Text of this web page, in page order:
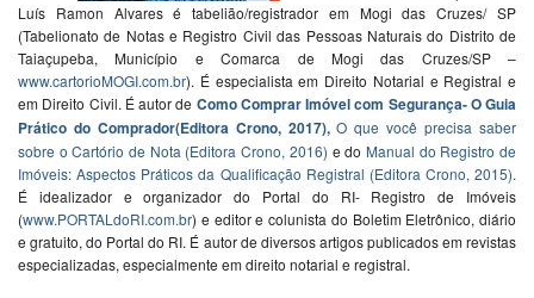
Luís Ramon Alvares é tabelião/registrador em Mogi das Cruzes/ SP
(Tabelionato de Notas e Registro Civil das Pessoas Naturais do Distrito de
Taiaçupeba, Município e Comarca de Mogi das Cruzes/SP –
www.cartorioMOGI.com.br). É especialista em Direito Notarial e Registral e
em Direito Civil. É autor de Como Comprar Imóvel com Segurança- O Guia
Prático do Comprador(Editora Crono, 2017),O que você precisa saber
sobre o Cartório de Nota (Editora Crono, 2016) e do Manual do Registro de
Imóveis: Aspectos Práticos da Qualificação Registral (Editora Crono, 2015).
É idealizador e organizador do Portal do RI- Registro de Imóveis
(www.PORTALdoRI.com.br) e editor e colunista do Boletim Eletrônico, diário
e gratuito, do Portal do RI. É autor de diversos artigos publicados em revistas
especializadas, especialmente em direito notarial e registral.